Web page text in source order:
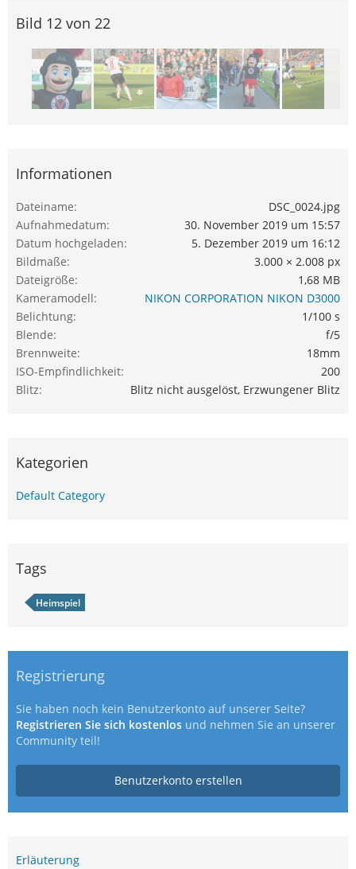
Bild 12 von 22
Informationen
Dateiname
DSC_0024.jpg
Aufnahmedatum
30. November 2019 um 15:57
Datum hochgeladen
5. Dezember 2019 um 16:12
Bildmaße
3.000 × 2.008 px
Dateigröße
1,68 MB
Kameramodell
NIKON CORPORATION NIKON D3000
Belichtung
1/100 s
Blende
f/5
Brennweite
18mm
ISO-Empfindlichkeit
200
Blitz
Blitz nicht ausgelöst, Erzwungener Blitz
Kategorien
Default Category
Tags
Heimspiel
Registrierung
Sie haben noch kein Benutzerkonto auf unserer Seite?
Registrieren Sie sich kostenlos und nehmen Sie an unserer
Community teil!
Benutzerkonto erstellen
Erläuterung